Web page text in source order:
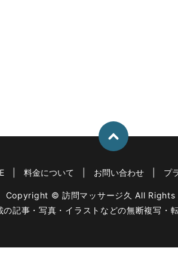
料金について お問い合わせ プ
Copyright © 訪問マッサージ久 All Rights
の記事・写真・イラストなどの無断複写・